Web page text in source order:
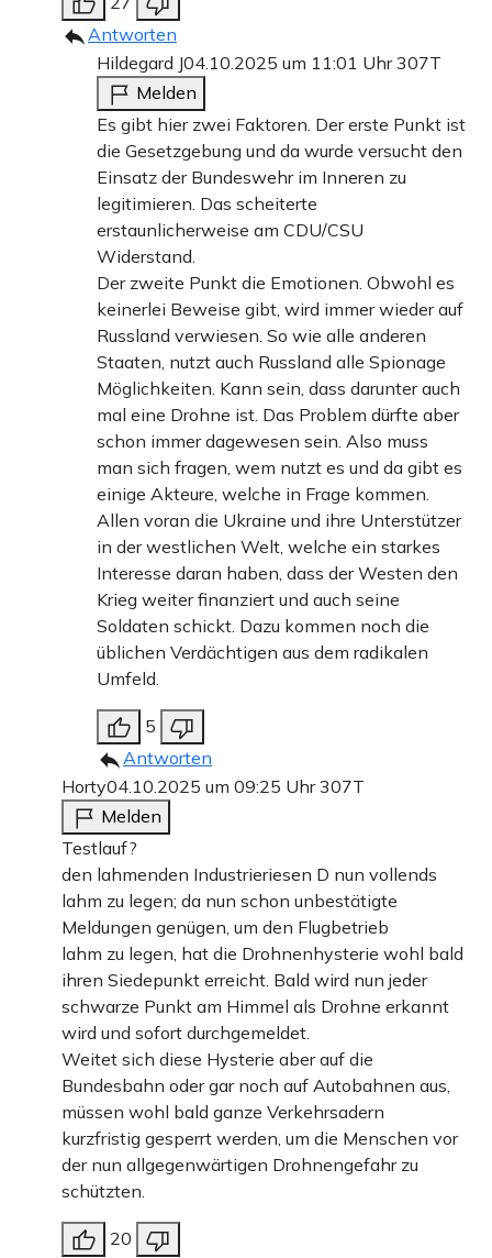
Antworten
Hildegard J04.10.2025 um 11:01 Uhr307T
Melden
Es gibt hier zwei Faktoren. Der erste Punkt ist
die Gesetzgebung und da wurde versucht den
Einsatz der Bundeswehr im Inneren zu
legitimieren. Das scheiterte
erstaunlicherweise am CDU/CSU
Widerstand.
Der zweite Punkt die Emotionen. Obwohl es
keinerlei Beweise gibt, wird immer wieder auf
Russland verwiesen. So wie alle anderen
Staaten, nutzt auch Russland alle Spionage
Möglichkeiten. Kann sein, dass darunter auch
mal eine Drohne ist. Das Problem dürfte aber
schon immer dagewesen sein. Also muss
man sich fragen, wem nutzt es und da gibt es
einige Akteure, welche in Frage kommen.
Allen voran die Ukraine und ihre Unterstützer
in der westlichen Welt, welche ein starkes
Interesse daran haben, dass der Westen den
Krieg weiter finanziert und auch seine
Soldaten schickt. Dazu kommen noch die
üblichen Verdächtigen aus dem radikalen
Umfeld.
5
Antworten
Horty04.10.2025 um 09:25 Uhr307T
Melden
Testlauf?
den lahmenden Industrieriesen D nun vollends
lahm zu legen; da nun schon unbestätigte
Meldungen genügen, um den Flugbetrieb
lahm zu legen, hat die Drohnenhysterie wohl bald
ihren Siedepunkt erreicht. Bald wird nun jeder
schwarze Punkt am Himmel als Drohne erkannt
wird und sofort durchgemeldet.
Weitet sich diese Hysterie aber auf die
Bundesbahn oder gar noch auf Autobahnen aus,
müssen wohl bald ganze Verkehrsadern
kurzfristig gesperrt werden, um die Menschen vor
der nun allgegenwärtigen Drohnengefahr zu
schützten.
20